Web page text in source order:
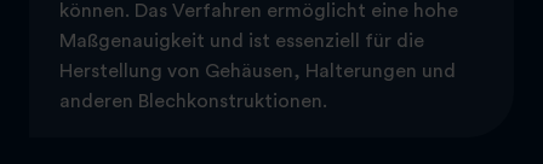
können. Das Verfahren ermöglicht eine hohe
Maßgenauigkeit und ist essenziell für die
Herstellung von Gehäusen, Halterungen und
anderen Blechkonstruktionen.